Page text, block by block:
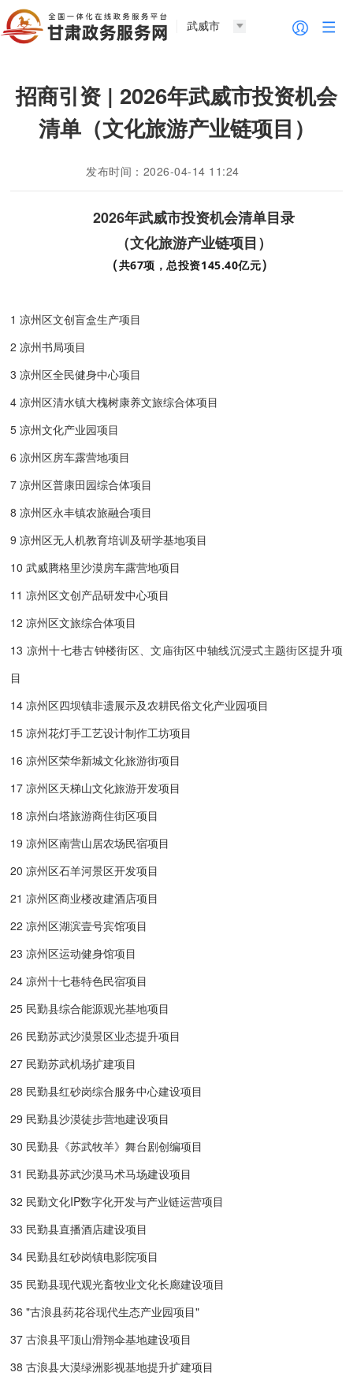
武威市
招商引资 | 2026年武威市投资机会
清单（文化旅游产业链项目）
发布时间：2026-04-14 11:24
2026年武威市投资机会清单目录
（文化旅游产业链项目）
（共67项，总投资145.40亿元）
1 凉州区文创盲盒生产项目
2 凉州书局项目
3 凉州区全民健身中心项目
4 凉州区清水镇大槐树康养文旅综合体项目
5 凉州文化产业园项目
6 凉州区房车露营地项目
7 凉州区普康田园综合体项目
8 凉州区永丰镇农旅融合项目
9 凉州区无人机教育培训及研学基地项目
10 武威腾格里沙漠房车露营地项目
11 凉州区文创产品研发中心项目
12 凉州区文旅综合体项目
13 凉州十七巷古钟楼街区、文庙街区中轴线沉浸式主题街区提升项
目
14 凉州区四坝镇非遗展示及农耕民俗文化产业园项目
15 凉州花灯手工艺设计制作工坊项目
16 凉州区荣华新城文化旅游街项目
17 凉州区天梯山文化旅游开发项目
18 凉州白塔旅游商住街区项目
19 凉州区南营山居农场民宿项目
20 凉州区石羊河景区开发项目
21 凉州区商业楼改建酒店项目
22 凉州区湖滨壹号宾馆项目
23 凉州区运动健身馆项目
24 凉州十七巷特色民宿项目
25 民勤县综合能源观光基地项目
26 民勤苏武沙漠景区业态提升项目
27 民勤苏武机场扩建项目
28 民勤县红砂岗综合服务中心建设项目
29 民勤县沙漠徒步营地建设项目
30 民勤县《苏武牧羊》舞台剧创编项目
31 民勤县苏武沙漠马术马场建设项目
32 民勤文化IP数字化开发与产业链运营项目
33 民勤县直播酒店建设项目
34 民勤县红砂岗镇电影院项目
35 民勤县现代观光畜牧业文化长廊建设项目
36 "古浪县药花谷现代生态产业园项目"
37 古浪县平顶山滑翔伞基地建设项目
38 古浪县大漠绿洲影视基地提升扩建项目